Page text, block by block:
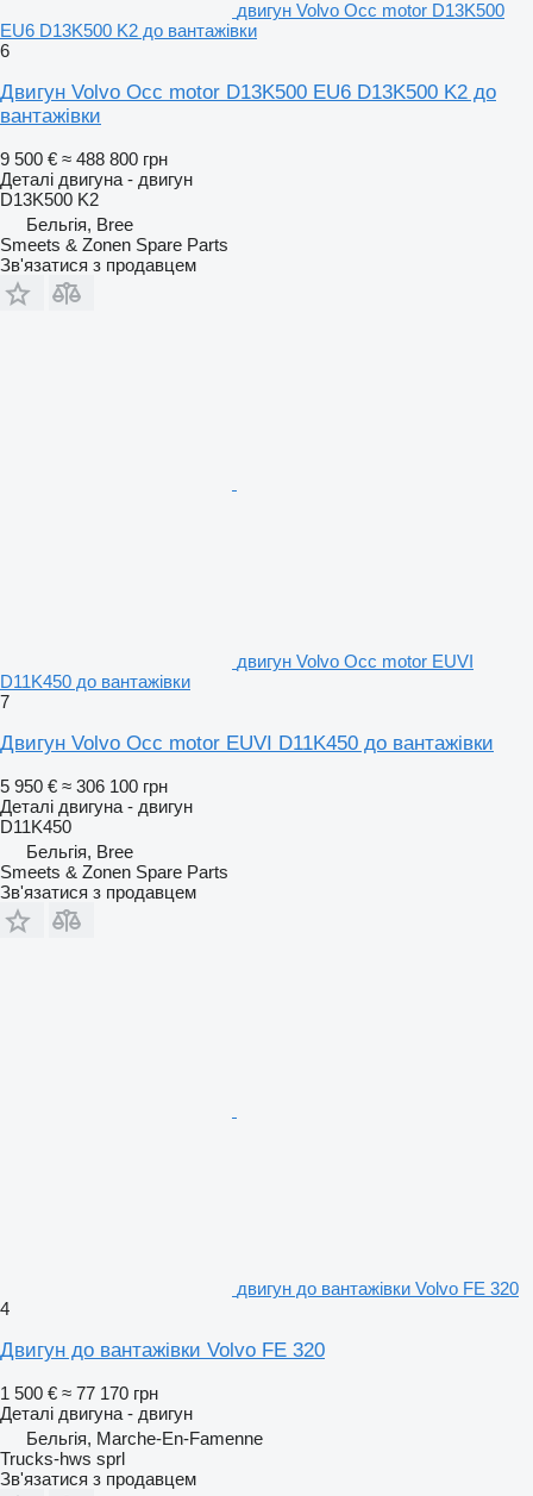
двигун Volvo Occ motor D13K500
EU6 D13K500 K2 до вантажівки
6
Двигун Volvo Occ motor D13K500 EU6 D13K500 K2 до
вантажівки
9 500 € ≈ 488 800 грн
Деталі двигуна - двигун
D13K500 K2
Бельгія, Bree
Smeets & Zonen Spare Parts
Зв'язатися з продавцем
двигун Volvo Occ motor EUVI
D11K450 до вантажівки
7
Двигун Volvo Occ motor EUVI D11K450 до вантажівки
5 950 € ≈ 306 100 грн
Деталі двигуна - двигун
D11K450
Бельгія, Bree
Smeets & Zonen Spare Parts
Зв'язатися з продавцем
двигун до вантажівки Volvo FE 320
4
Двигун до вантажівки Volvo FE 320
1 500 € ≈ 77 170 грн
Деталі двигуна - двигун
Бельгія, Marche-En-Famenne
Trucks-hws sprl
Зв'язатися з продавцем